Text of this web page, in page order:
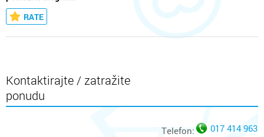
RATE
Kontaktirajte / zatražite
ponudu
Telefon: 017 414 963